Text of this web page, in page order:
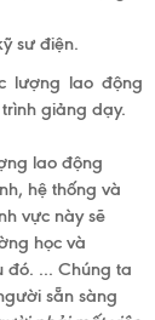
sư điện.
lượng lao động
giảng dạy.
lao động
hệ thống và
vực này sẽ
học và
đó. ... Chúng ta
sẵn sàng